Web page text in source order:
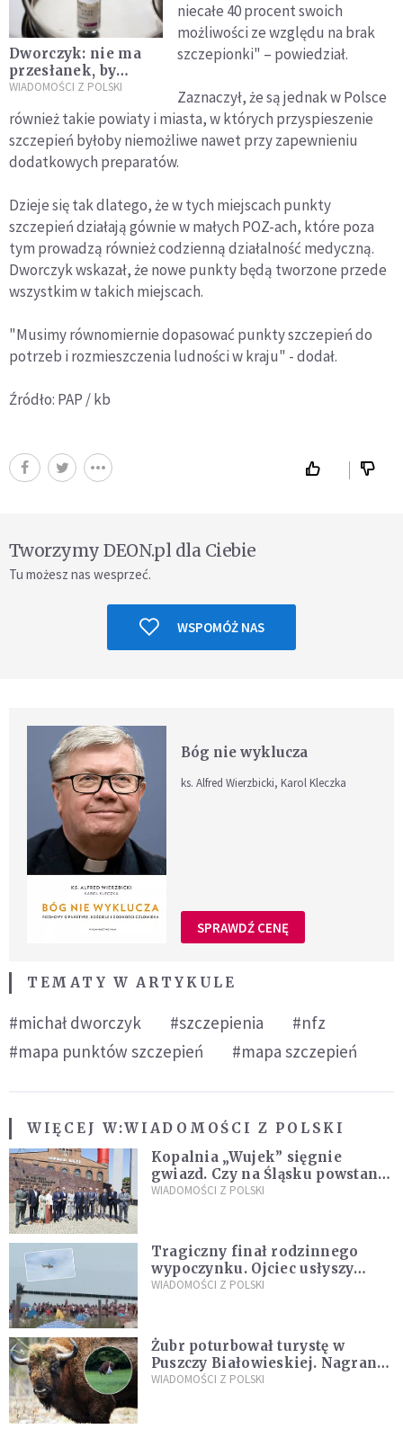
Dworczyk: nie ma
przesłanek, by
wstrzymywać
szczepionki
AstraZeneca
WIADOMOŚCI Z POLSKI
niecałe 40 procent swoich
możliwości ze względu na brak
szczepionki" – powiedział.
Zaznaczył, że są jednak w Polsce
również takie powiaty i miasta, w których przyspieszenie
szczepień byłoby niemożliwe nawet przy zapewnieniu
dodatkowych preparatów.
Dzieje się tak dlatego, że w tych miejscach punkty
szczepień działają gównie w małych POZ-ach, które poza
tym prowadzą również codzienną działalność medyczną.
Dworczyk wskazał, że nowe punkty będą tworzone przede
wszystkim w takich miejscach.
"Musimy równomiernie dopasować punkty szczepień do
potrzeb i rozmieszczenia ludności w kraju" - dodał.
Źródło: PAP / kb
Tworzymy DEON.pl dla Ciebie
Tu możesz nas wesprzeć.
WSPOMÓŻ NAS
Bóg nie wyklucza
ks. Alfred Wierzbicki, Karol Kleczka
SPRAWDŹ CENĘ
TEMATY W ARTYKULE
#michał dworczyk #szczepienia
#nfz
#mapa punktów szczepień
#mapa szczepień
WIĘCEJ W:WIADOMOŚCI Z POLSKI
Kopalnia „Wujek” sięgnie
gwiazd. Czy na Śląsku powstanie
„Dolina Krzemowa”?
WIADOMOŚCI Z POLSKI
Tragiczny finał rodzinnego
wypoczynku. Ojciec usłyszy
zarzuty
WIADOMOŚCI Z POLSKI
Żubr poturbował turystę w
Puszczy Białowieskiej. Nagranie
daje do myślenia
WIADOMOŚCI Z POLSKI